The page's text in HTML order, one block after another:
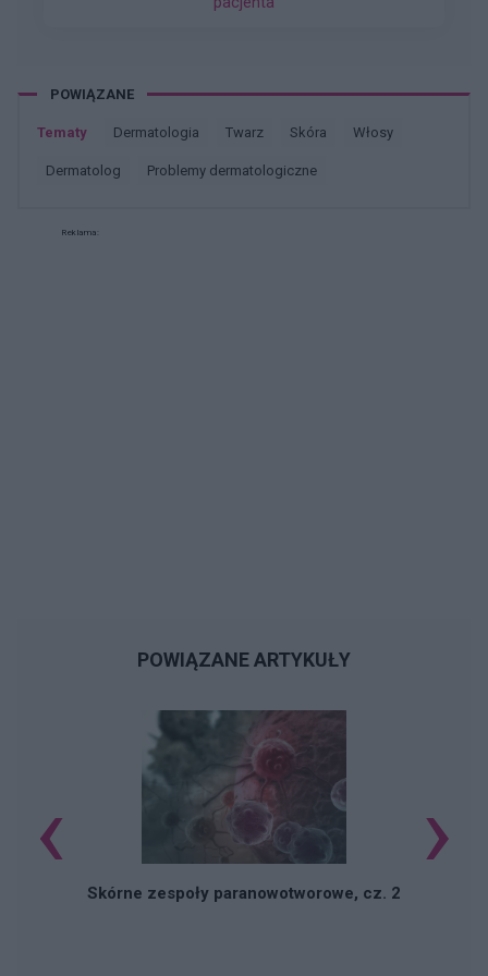
zmniejsza i nie znika
POWIĄZANE
Tematy dermatologia twarz skóra włosy
dermatolog problemy dermatologiczne
Reklama:
POWIĄZANE ARTYKUŁY
Skórne zespoły paranowotworowe, cz. 2
‹ ›